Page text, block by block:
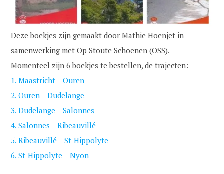
Deze boekjes zijn gemaakt door Mathie Hoenjet in
samenwerking met Op Stoute Schoenen (OSS).
Momenteel zijn 6 boekjes te bestellen, de trajecten:
1. Maastricht – Ouren
2. Ouren – Dudelange
3. Dudelange – Salonnes
4. Salonnes – Ribeauvillé
5. Ribeauvillé – St-Hippolyte
6. St-Hippolyte – Nyon